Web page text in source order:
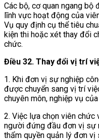
Các bộ, cơ quan ngang bộ
lĩnh vực hoạt động của
Vụ quy định cụ thể tiêu
kiện thi hoặc xét thay đổi
chức.
Điều 32. Thay đổi vị trí
1. Khi đơn vị sự nghiệp
được chuyển sang vị trí
chuyên môn, nghiệp vụ
2. Việc lựa chọn viên chức
người đứng đầu đơn vị sự
thẩm quyền quản lý đơn